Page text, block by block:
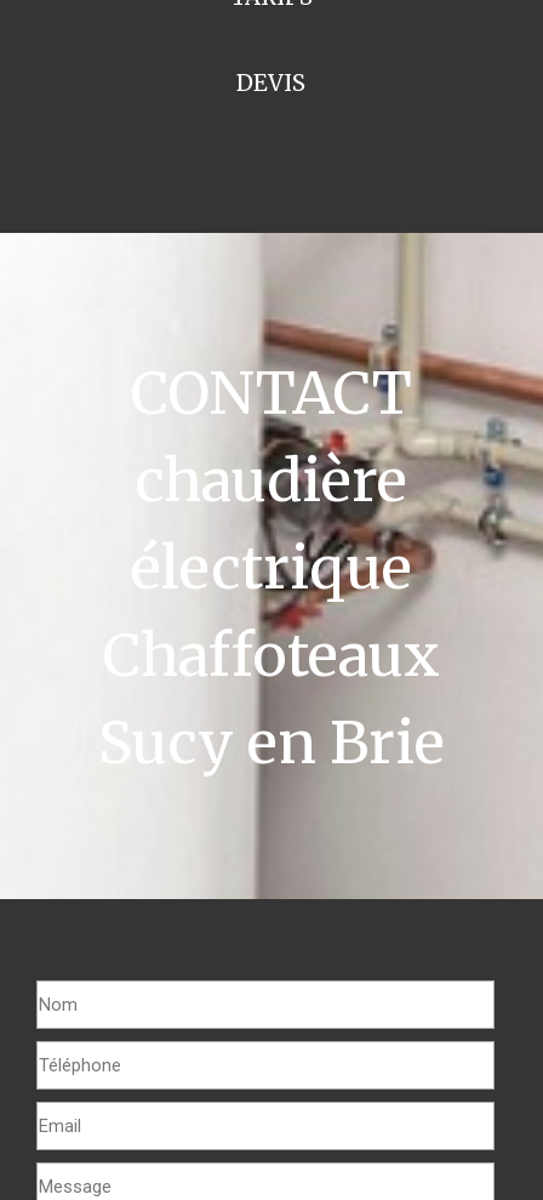
DEVIS
CONTACT
chaudière
électrique
Chaffoteaux
Sucy en Brie